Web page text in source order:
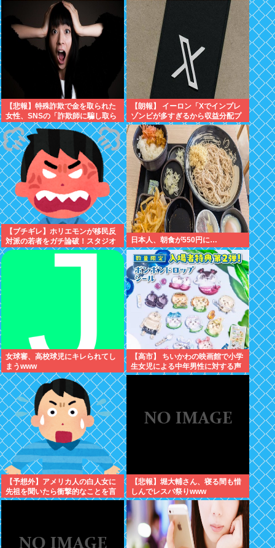
【悲報】特殊詐欺で金を取られた
女性、SNSの「詐欺師に騙し取ら
れたお金、取り戻せます」」に釣
られさらに240万円失うwww
【朗報】 イーロン「Xでインプレ
ゾンビが多すぎるから収益分配プ
ログラムやめるわ」
【ブチギレ】ホリエモンが移民反
対派の若者をガチ論破！スタジオ
が凍りついた瞬間がヤバすぎる…
日本人、朝食が550円に…
女球審、高校球児にキレられてし
まうwww
【高市】 ちいかわの映画館で小学
生女児による中年男性に対する声
かけが発生 映画特典をおねだり
【予想外】アメリカ人の白人女に
先祖を聞いたら衝撃的なことを言
い出した
【悲報】堀大輔さん、寝る間も惜
しんでレスバ祭りwww